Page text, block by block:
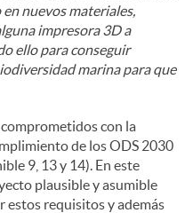
nuevos materiales,
impresora 3D a
ello para conseguir
marina para que
con la
de los ODS 2030
9, 13 y 14). En este
plausible y asumible
estos requisitos y además